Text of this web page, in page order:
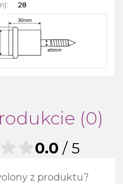
: 28
(0)
z produktu?
0.0 / 5